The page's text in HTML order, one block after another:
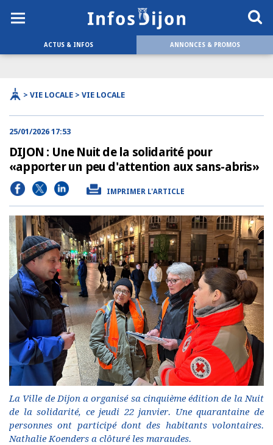
ACTUS & INFOS ANNONCES & PROMOS
> VIE LOCALE > VIE LOCALE
25/01/2026 17:53
DIJON : Une Nuit de la solidarité pour
«apporter un peu d'attention aux sans-abris»
IMPRIMER L'ARTICLE
La Ville de Dijon a organisé sa cinquième édition de la Nuit
de la solidarité, ce jeudi 22 janvier. Une quarantaine de
personnes ont participé dont des habitants volontaires.
Nathalie Koenders a clôturé les maraudes.